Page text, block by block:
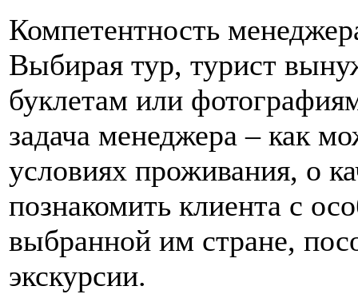
Компетентность
Выбирая тур, турист
буклетам или
задача менеджера – как
условиях проживания, о
познакомить клиента с
выбранной им стране,
экскурсии.